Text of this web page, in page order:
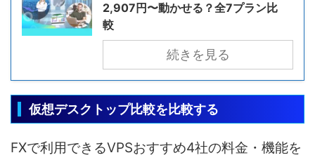
2,907円〜動かせる？全7プラン比
較
続きを見る
仮想デスクトップ比較を比較する
FXで利用できるVPSおすすめ4社の料金・機能を